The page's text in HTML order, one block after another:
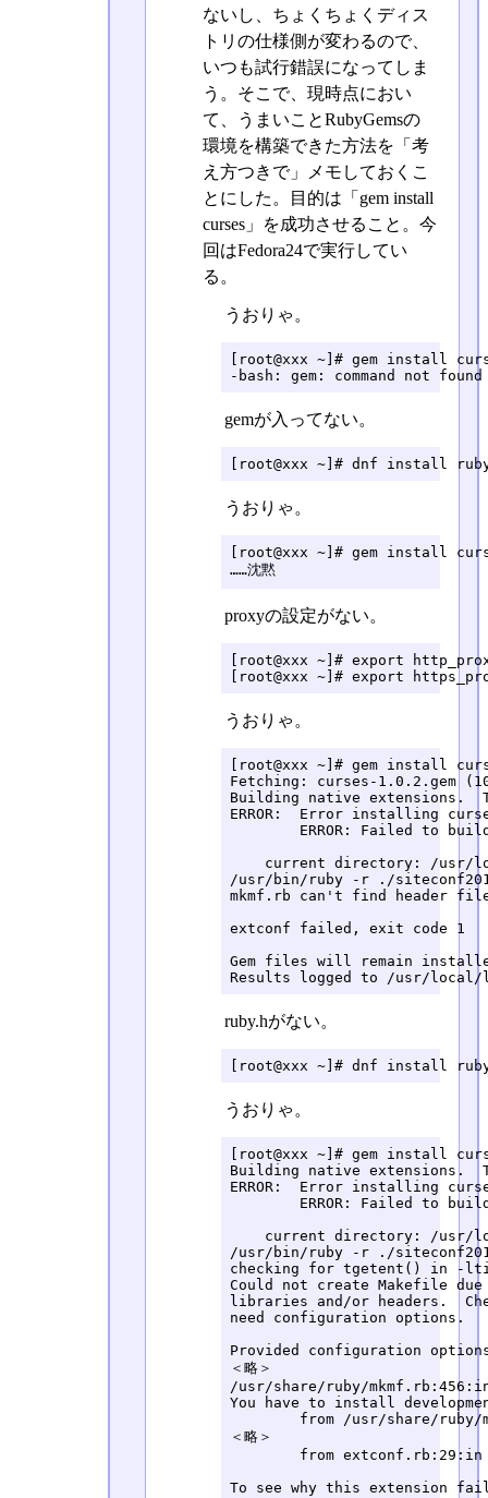
ないし、ちょくちょくディス
トリの仕様側が変わるので、
いつも試行錯誤になってしま
う。そこで、現時点におい
て、うまいことRubyGemsの
環境を構築できた方法を「考
え方つきで」メモしておくこ
とにした。目的は「gem install
curses」を成功させること。今
回はFedora24で実行してい
る。
うおりゃ。
[root@xxx ~]# gem install
-bash: gem: command not found
gemが入ってない。
[root@xxx ~]# dnf install
うおりゃ。
[root@xxx ~]# gem install
……沈黙
proxyの設定がない。
[root@xxx ~]# export
[root@xxx ~]# export
うおりゃ。
[root@xxx ~]# gem install
Fetching: curses-1.0.2.gem
Building native extensions.
ERROR:  Error installing
current directory: /usr/
/usr/bin/ruby -r ./
mkmf.rb can't find header
extconf failed, exit code 1
Gem files will remain
Results logged to /usr/local/
ruby.hがない。
[root@xxx ~]# dnf install
うおりゃ。
[root@xxx ~]# gem install
Building native extensions.
ERROR:  Error installing
current directory: /usr/
/usr/bin/ruby -r ./
checking for tgetent() in -
Could not create Makefile
libraries and/or headers.
need configuration options.
Provided configuration
＜略＞
/usr/share/ruby/
You have to install
＜略＞
To see why this extension